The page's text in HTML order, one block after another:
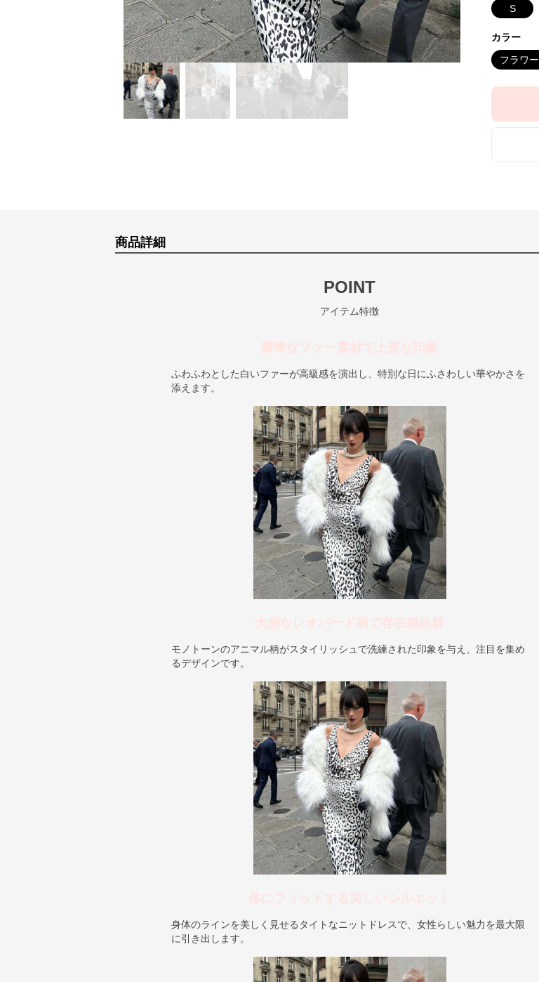
S
カラー
フラワー
商品詳細
POINT
アイテム特徴
ふわふわとした白いファーが高級感を演出し、特別な日にふさわしい華やかさを
添えます。
モノトーンのアニマル柄がスタイリッシュで洗練された印象を与え、注目を集め
るデザインです。
身体のラインを美しく見せるタイトなニットドレスで、女性らしい魅力を最大限
に引き出します。